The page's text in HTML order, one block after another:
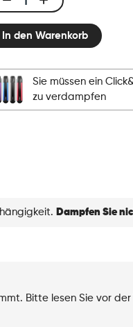
In den Warenkorb
Sie müssen ein
zu verdampfen
Dampfen Sie
Bitte lesen Sie vor der